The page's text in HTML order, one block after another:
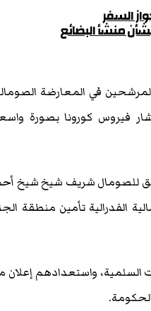
السفر
منشأ البضائع
في المعارضة
فيروس كورونا بصورة
للصومال شريف شيخ شيخ
الفدرالية تأمين منطقة
واستعدادهم إعلان